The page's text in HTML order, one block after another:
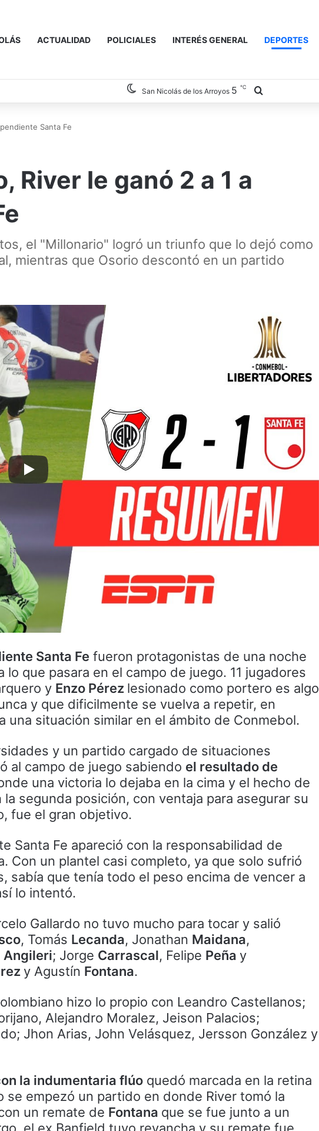
ACTUALIDAD POLICIALES INTERÉS GENERAL DEPORTES
San Nicolás de los Arroyos 5 ℃ Buscar
Santa Fe
River le ganó 2 a 1 a
el "Millonario" logró un triunfo que lo dejó como
mientras que Osorio descontó en un partido
Santa Fe fueron protagonistas de una noche
lo que pasara en el campo de juego. 11 jugadores
y Enzo Pérez lesionado como portero es algo
y que dificilmente se vuelva a repetir, en
una situación similar en el ámbito de Conmebol.
y un partido cargado de situaciones
al campo de juego sabiendo el resultado de
una victoria lo dejaba en la cima y el hecho de
segunda posición, con ventaja para asegurar su
fue el gran objetivo.
Santa Fe apareció con la responsabilidad de
Con un plantel casi completo, ya que solo sufrió
sabía que tenía todo el peso encima de vencer a
lo intentó.
Gallardo no tuvo mucho para tocar y salió
, Tomás Lecanda, Jonathan Maidana,
Angileri; Jorge Carrascal, Felipe Peña y
y Agustín Fontana.
hizo lo propio con Leandro Castellanos;
Alejandro Moralez, Jeison Palacios;
Jhon Arias, John Velásquez, Jersson González y
la indumentaria flúo quedó marcada en la retina
se empezó un partido en donde River tomó la
un remate de Fontana que se fue junto a un